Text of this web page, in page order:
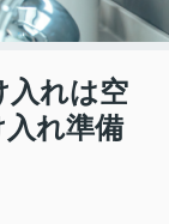
入れは空
れ準備